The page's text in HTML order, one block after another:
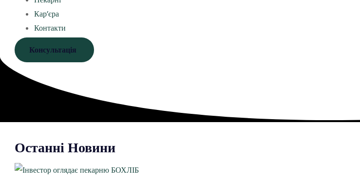
Кар’єра
Контакти
Консультація
Останні Новини